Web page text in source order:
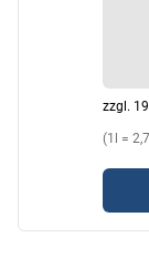
zzgl.
(1l =